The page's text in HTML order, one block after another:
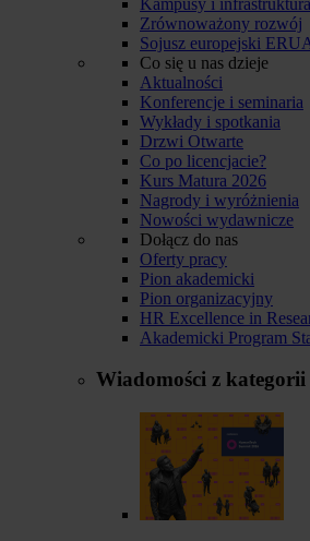
Zrównoważony rozwój
Sojusz europejski
Co się u nas dzieje
Aktualności
Konferencje i seminaria
Wykłady i spotkania
Drzwi Otwarte
Co po licencjacie?
Kurs Matura 2026
Nagrody i wyróżnienia
Nowości wydawnicze
Dołącz do nas
Oferty pracy
Pion akademicki
Pion organizacyjny
HR Excellence in
Akademicki Program
Wiadomości z kategorii